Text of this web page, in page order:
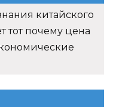
китайского
тот почему цена